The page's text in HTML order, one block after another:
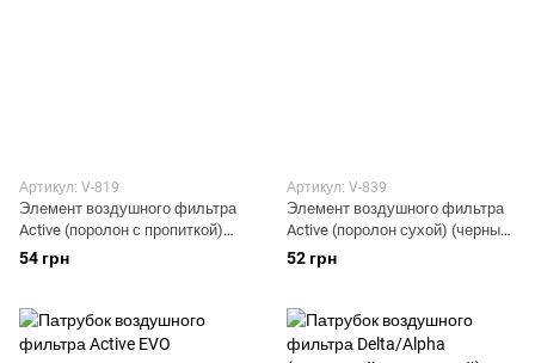
Артикул: V-819
Элемент воздушного фильтра
Active (поролон с пропиткой)
(черный) AS
54 грн
Артикул: V-839
Элемент воздушного фильтра
Active (поролон сухой) (черный)
AS
52 грн